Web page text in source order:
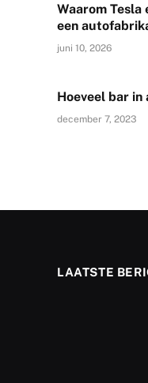
Waarom
een
juni 10, 2026
Hoeveel bar in
december 7, 2023
LAATSTE